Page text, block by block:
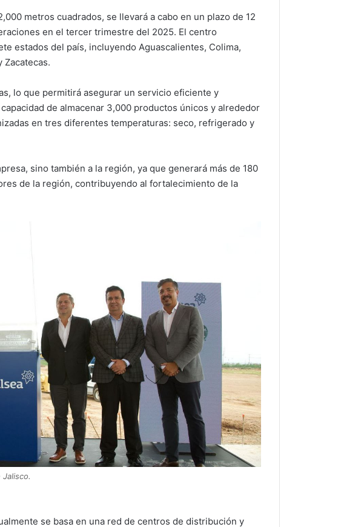
metros cuadrados, se llevará a cabo en un plazo de 12
en el tercer trimestre del 2025. El centro
estados del país, incluyendo Aguascalientes, Colima,
Zacatecas.
lo que permitirá asegurar un servicio eficiente y
de almacenar 3,000 productos únicos y alrededor
en tres diferentes temperaturas: seco, refrigerado y
sino también a la región, ya que generará más de 180
de la región, contribuyendo al fortalecimiento de la
se basa en una red de centros de distribución y